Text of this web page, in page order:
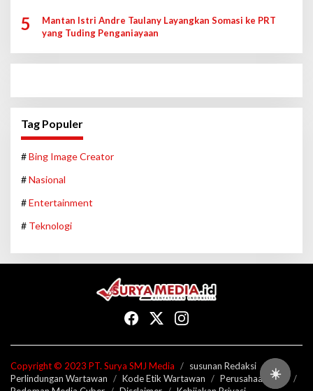
☀️
5
Mantan Istri Andre Taulany Layangkan Somasi ke PRT
yang Tuding Penganiayaan
Tag Populer
#Bing Image Creator
#Nasional
#Entertainment
# Teknologi
Copyright © 2023 PT. Surya SMJ Media
susunan Redaksi
Perlindungan Wartawan
Kode Etik Wartawan
Perusahaan Pers